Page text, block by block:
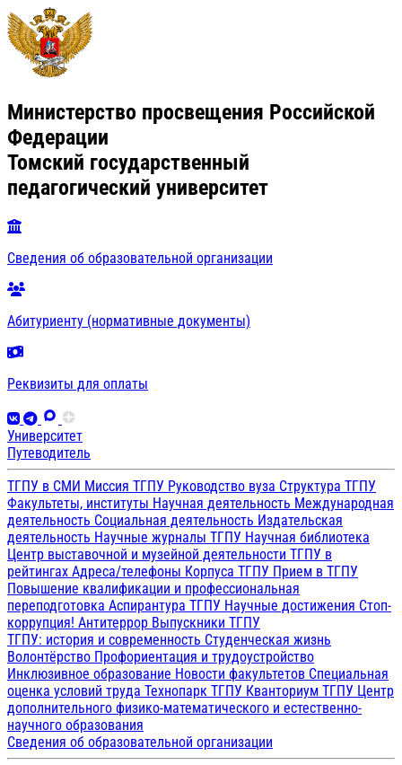
Министерство просвещения Российской
Федерации
Томский государственный
педагогический университет
Сведения об образовательной организации
Абитуриенту (нормативные документы)
Реквизиты для оплаты
Университет
Путеводитель
ТГПУ в СМИ Миссия ТГПУ Руководство вуза Структура ТГПУ
Факультеты, институты Научная деятельность Международная
деятельность Социальная деятельность Издательская
деятельность Научные журналы ТГПУ Научная библиотека
Центр выставочной и музейной деятельности ТГПУ в
рейтингах Адреса/телефоны Корпуса ТГПУ Прием в ТГПУ
Повышение квалификации и профессиональная
переподготовка Аспирантура ТГПУ Научные достижения Стоп-
коррупция! Антитеррор Выпускники ТГПУ
ТГПУ: история и современность Студенческая жизнь
Волонтёрство Профориентация и трудоустройство
Инклюзивное образование Новости факультетов Специальная
оценка условий труда Технопарк ТГПУ Кванториум ТГПУ Центр
дополнительного физико-математического и естественно-
научного образования
Сведения об образовательной организации